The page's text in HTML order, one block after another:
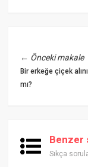
← Önceki makale
Bir erkeğe çiçek
mı?
Benzer
Sıkça